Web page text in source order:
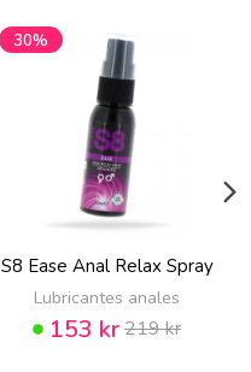
30%
S8 Ease Anal Relax Spray
Lubricantes anales
153 kr219 kr